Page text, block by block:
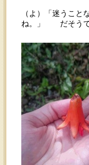
（よ）「迷うこと
ね。」 だそうで